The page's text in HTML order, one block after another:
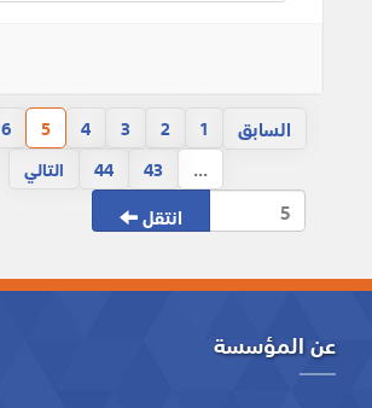
السابق 1
2
3
4
5
6
...
43
44 التالي
انتقل
عن المؤسسة